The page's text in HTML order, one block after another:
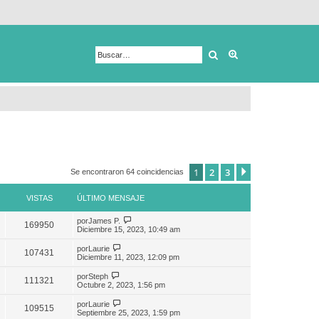
Buscar
Se encontraron 64 coincidencias 1 2 3
VISTAS ÚLTIMO MENSAJE
169950 porJames P.
Diciembre 15, 2023, 10:49 am
107431 porLaurie
Diciembre 11, 2023, 12:09 pm
111321 porSteph
Octubre 2, 2023, 1:56 pm
109515 porLaurie
Septiembre 25, 2023, 1:59 pm